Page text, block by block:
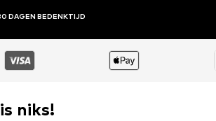
ACHTERAF BETALEN
niks!